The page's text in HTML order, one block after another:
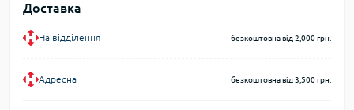
Доставка
На відділення безкоштовна від 2,000 грн.
Адресна безкоштовна від 3,500 грн.